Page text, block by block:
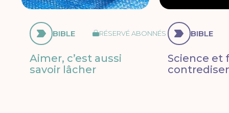
BIBLE RÉSERVÉ ABONNÉS
Aimer, c’est aussi
savoir lâcher
BIBLE
Science et